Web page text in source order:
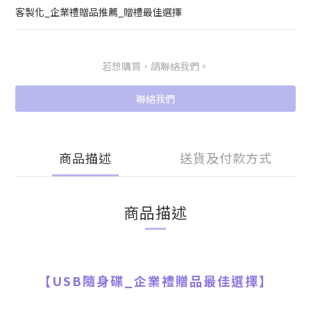
客製化_企業禮贈品推薦_贈禮最佳選擇
若想購買，請聯絡我們。
聯絡我們
商品描述 送貨及付款方式
商品描述
【USB隨身碟 企業禮贈品最佳選擇】